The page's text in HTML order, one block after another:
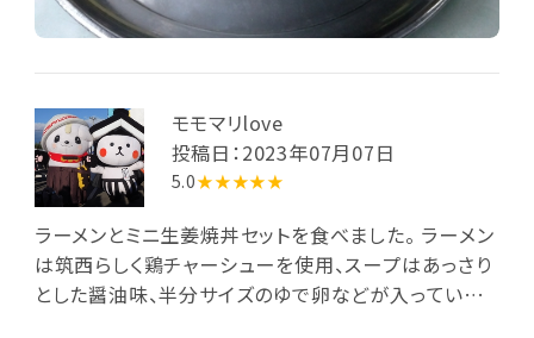
モモマリlove
投稿日：2023年07月07日
5.0★★★★★
ラーメンとミニ生姜焼丼セットを食べました。 ラーメン
は筑西らしく鶏チャーシューを使用、スープはあっさり
とした醤油味、半分サイズのゆで卵などが入っていま